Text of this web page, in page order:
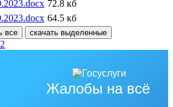
72.8 кб
64.5 кб
все скачать выделенные
Жалобы на всё